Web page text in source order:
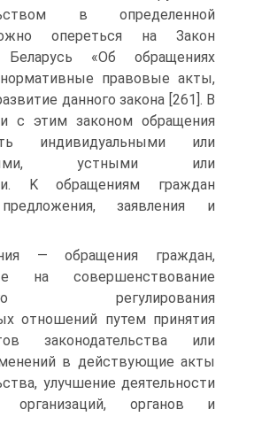
в определенной
опереться на Закон
Беларусь «Об обращениях
правовые акты,
данного закона [261]. B
с этим законом обращения
индивидуальными или
устными или
K обращениям граждан
заявления и
— обращения граждан,
на совершенствование
регулирования
отношений путем принятия
законодательства или
в действующие акты
улучшение деятельности
организаций, органов и